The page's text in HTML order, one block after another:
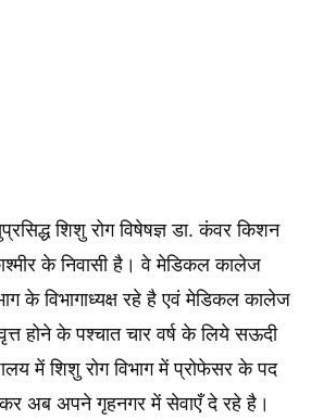
शिशु रोग विषेषज्ञ डा. कंवर किशन
के निवासी है। वे मेडिकल कालेज
के विभागाध्यक्ष रहे है एवं मेडिकल कालेज
होने के पश्चात चार वर्ष के लिये सऊदी
में शिशु रोग विभाग में प्रोफेसर के पद
कर अब अपने गृहनगर में सेवाएँ दे रहे है।